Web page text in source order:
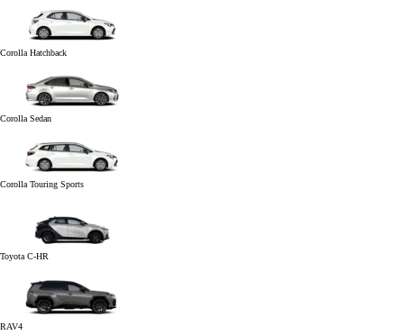
Corolla Hatchback
Corolla Sedan
Corolla Touring Sports
Toyota C-HR
RAV4